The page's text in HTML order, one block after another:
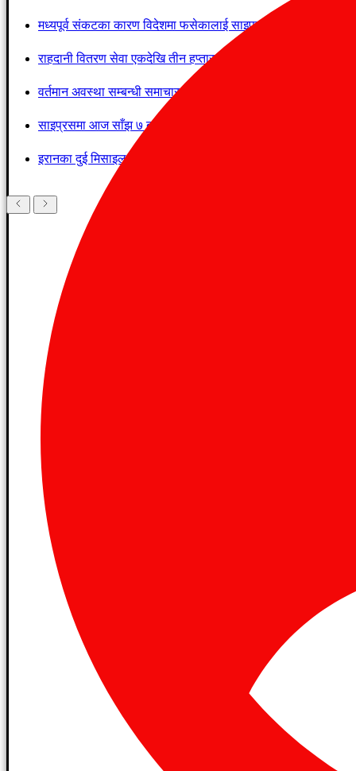
मध्यपूर्व संकटका कारण विदेशमा फसेकालाई साइप्रसले Visa समय थप्यो
राहदानी वितरण सेवा एकदेखि तीन हप्तासम्म बन्द हुनसक्छ
वर्तमान अवस्था सम्बन्धी समाचार प्रसारण गर्दा विशेष सावधानी अपनाउन
साइप्रसमा आज साँझ ७ बजे आपतकालीन एसएमएस प्रणालीको परीक्षण
इरानका दुई मिसाइल साइप्रसतर्फ, RAF Akrotiri लाई निशाना बनाएको